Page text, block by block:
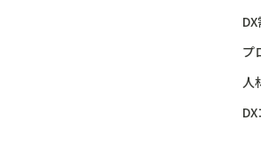
プ
人